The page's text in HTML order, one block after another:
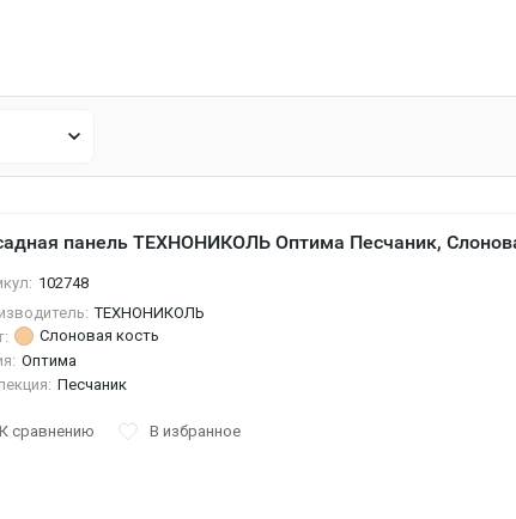
панель ТЕХНОНИКОЛЬ Оптима Песчаник,
102748
ТЕХНОНИКОЛЬ
Слоновая кость
Оптима
Песчаник
К сравнению В избранное